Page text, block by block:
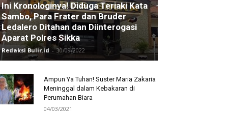
Ini Kronologinya! Diduga Teriaki Kata
Sambo, Para Frater dan Bruder
Ledalero Ditahan dan Diinterogasi
Aparat Polres Sikka
Redaksi Bulir.id - 30/09/2022
Ampun Ya Tuhan! Suster Maria Zakaria
Meninggal dalam Kebakaran di
Perumahan Biara
04/03/2021